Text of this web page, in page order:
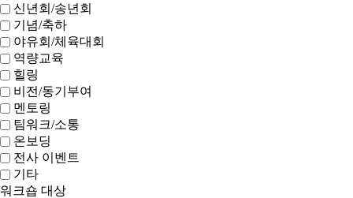
신년회/송년회
기념/축하
야유회/체육대회
역량교육
힐링
비전/동기부여
멘토링
팀워크/소통
온보딩
전사 이벤트
기타
워크숍 대상